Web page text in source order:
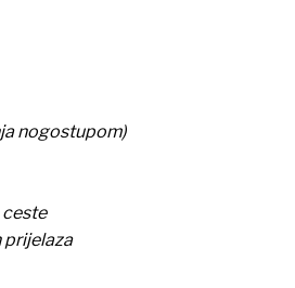
nogostupom)
prijelaza